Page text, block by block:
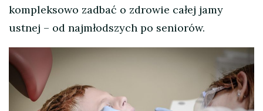
kompleksowo zadbać o zdrowie całej jamy
ustnej – od najmłodszych po seniorów.